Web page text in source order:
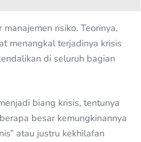
risiko. Teorinya,
menangkal terjadinya krisis
di seluruh bagian
biang krisis, tentunya
besar kemungkinannya
atau justru kekhilafan